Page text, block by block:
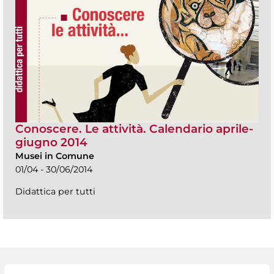
Conoscere. Le attività. Calendario aprile-
giugno 2014
Musei in Comune
01/04 - 30/06/2014
Didattica per tutti